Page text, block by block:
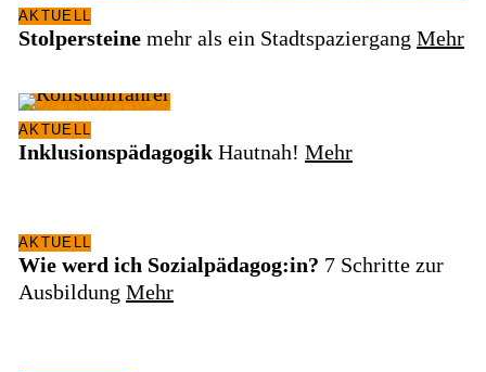
AKTUELL
Stolpersteine mehr als ein Stadtspaziergang Mehr
AKTUELL
Inklusionspädagogik Hautnah! Mehr
AKTUELL
Wie werd ich Sozialpädagog:in? 7 Schritte zur
Ausbildung Mehr
KONTAKT
IMPRESSUM